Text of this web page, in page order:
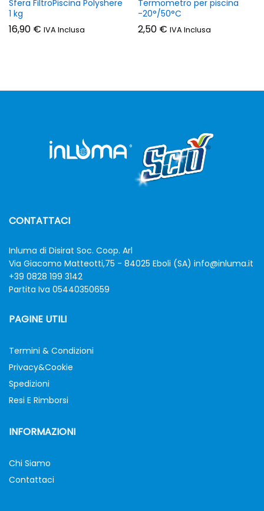
Sfera FiltroPiscina Polyshere
1 kg
16,90 € IVA Inclusa
Termometro per piscina
-20°/50°C
2,50 € IVA Inclusa
CONTATTACI
Inluma di Disirat Soc. Coop. Arl
Via Giacomo Matteotti,75 - 84025 Eboli (SA) info@inluma.it
+39 0828 199 3142
Partita Iva 05440350659
PAGINE UTILI
Termini & Condizioni
Privacy&Cookie
Spedizioni
Resi E Rimborsi
INFORMAZIONI
Chi Siamo
Contattaci